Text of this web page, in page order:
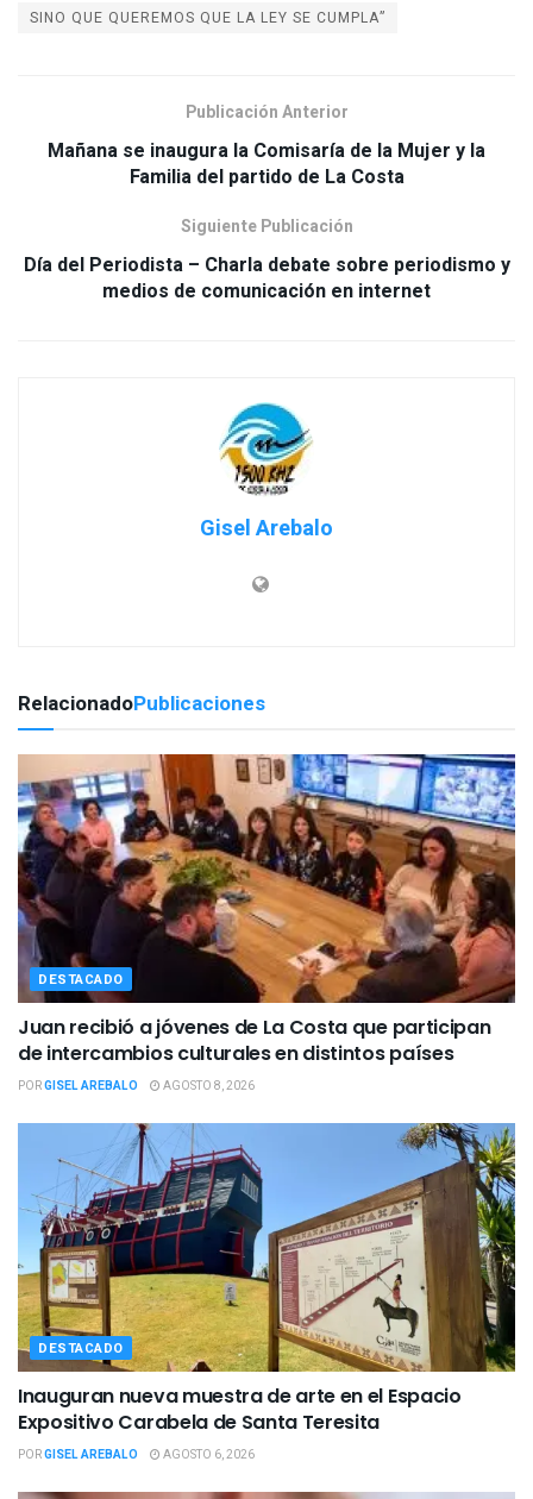
SINO QUE QUEREMOS QUE LA LEY SE CUMPLA”
Publicación Anterior
Mañana se inaugura la Comisaría de la Mujer y la
Familia del partido de La Costa‏
Siguiente Publicación
Día del Periodista – Charla debate sobre periodismo y
medios de comunicación en internet
Gisel Arebalo
RelacionadoPublicaciones
DESTACADO
Juan recibió a jóvenes de La Costa que participan
de intercambios culturales en distintos países
PORGISEL AREBALO AGOSTO 8, 2026
DESTACADO
Inauguran nueva muestra de arte en el Espacio
Expositivo Carabela de Santa Teresita
PORGISEL AREBALO AGOSTO 6, 2026